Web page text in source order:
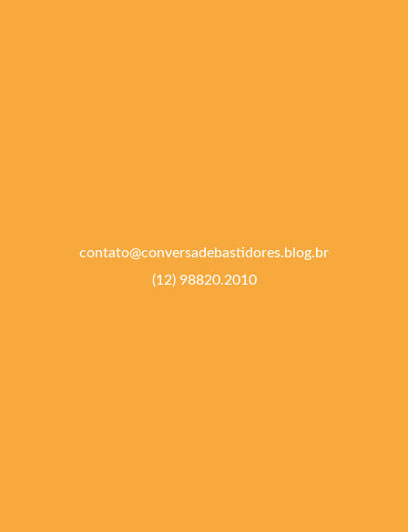
contato@conversadebastidores.blog.br
(12) 98820.2010